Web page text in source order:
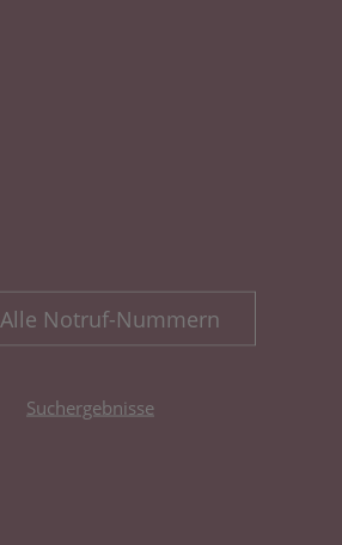
Alle Notruf-Nummern
Suchergebnisse